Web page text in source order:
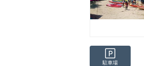
駐車場